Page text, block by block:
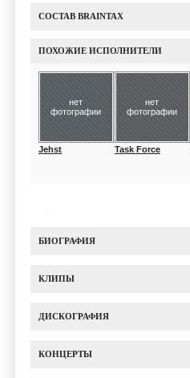
СОСТАВ BRAINTAX
ПОХОЖИЕ ИСПОЛНИТЕЛИ
нет
фотографии
Jehst
нет
фотографии
Task Force
БИОГРАФИЯ
КЛИПЫ
ДИСКОГРАФИЯ
КОНЦЕРТЫ